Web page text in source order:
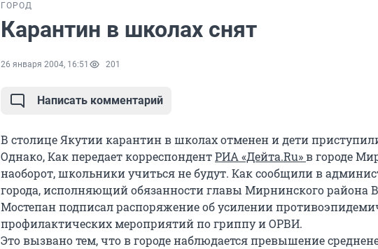
ГОРОД
Карантин в школах снят
26 января 2004, 16:51 201
Написать комментарий
В столице Якутии карантин в школах отменен и дети
Однако, Как передает корреспондентРИА «Дейта.Ru»в городе
наоборот, школьники учиться не будут. Как сообщили в
города, исполняющий обязанности главы Мирнинского района
Мостепан подписал распоряжение об усилении
профилактических мероприятий по гриппу и ОРВИ.
Это вызвано тем, что в городе наблюдается превышение